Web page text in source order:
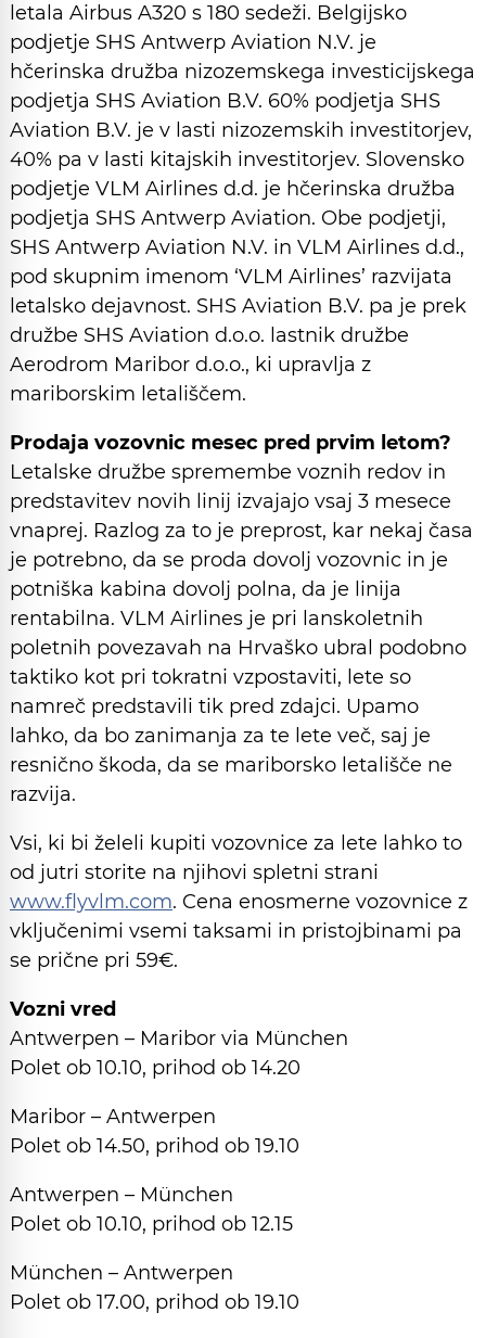
letala Airbus A320 s 180 sedeži. Belgijsko
podjetje SHS Antwerp Aviation N.V. je
hčerinska družba nizozemskega investicijskega
podjetja SHS Aviation B.V. 60% podjetja SHS
Aviation B.V. je v lasti nizozemskih investitorjev,
40% pa v lasti kitajskih investitorjev. Slovensko
podjetje VLM Airlines d.d. je hčerinska družba
podjetja SHS Antwerp Aviation. Obe podjetji,
SHS Antwerp Aviation N.V. in VLM Airlines d.d.,
pod skupnim imenom ‘VLM Airlines’ razvijata
letalsko dejavnost. SHS Aviation B.V. pa je prek
družbe SHS Aviation d.o.o. lastnik družbe
Aerodrom Maribor d.o.o., ki upravlja z
mariborskim letališčem.
Prodaja vozovnic mesec pred prvim letom?
Letalske družbe spremembe voznih redov in
predstavitev novih linij izvajajo vsaj 3 mesece
vnaprej. Razlog za to je preprost, kar nekaj časa
je potrebno, da se proda dovolj vozovnic in je
potniška kabina dovolj polna, da je linija
rentabilna. VLM Airlines je pri lanskoletnih
poletnih povezavah na Hrvaško ubral podobno
taktiko kot pri tokratni vzpostaviti, lete so
namreč predstavili tik pred zdajci. Upamo
lahko, da bo zanimanja za te lete več, saj je
resnično škoda, da se mariborsko letališče ne
razvija.
Vsi, ki bi želeli kupiti vozovnice za lete lahko to
od jutri storite na njihovi spletni strani
www.flyvlm.com. Cena enosmerne vozovnice z
vključenimi vsemi taksami in pristojbinami pa
se prične pri 59€.
Vozni vred
Antwerpen – Maribor via München
Polet ob 10.10, prihod ob 14.20
Maribor – Antwerpen
Polet ob 14.50, prihod ob 19.10
Antwerpen – München
Polet ob 10.10, prihod ob 12.15
München – Antwerpen
Polet ob 17.00, prihod ob 19.10